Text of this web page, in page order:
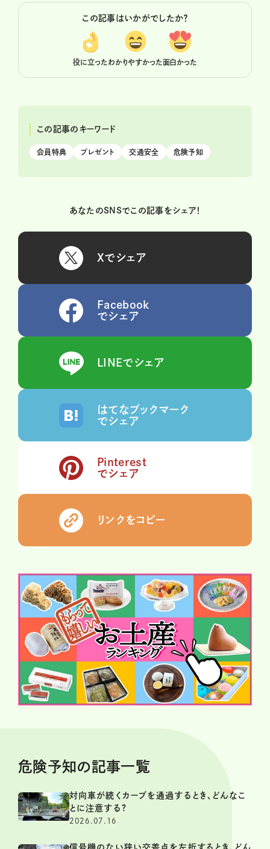
この記事はいかがでしたか？
役に立ったわかりやすかった面白かった
この記事のキーワード
会員特典 プレゼント 交通安全 危険予知
あなたのSNSでこの記事をシェア！
Xでシェア
Facebook
でシェア
LINEでシェア
はてなブックマーク
でシェア
Pinterest
でシェア
リンクをコピー
危険予知の記事一覧
対向車が続くカーブを通過するとき、どんなこ
とに注意する?
2026.07.16
信号機のない狭い交差点を左折するとき、どん